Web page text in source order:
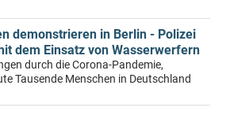
demonstrieren in Berlin - Polizei
dem Einsatz von Wasserwerfern
durch die Corona-Pandemie,
Tausende Menschen in Deutschland